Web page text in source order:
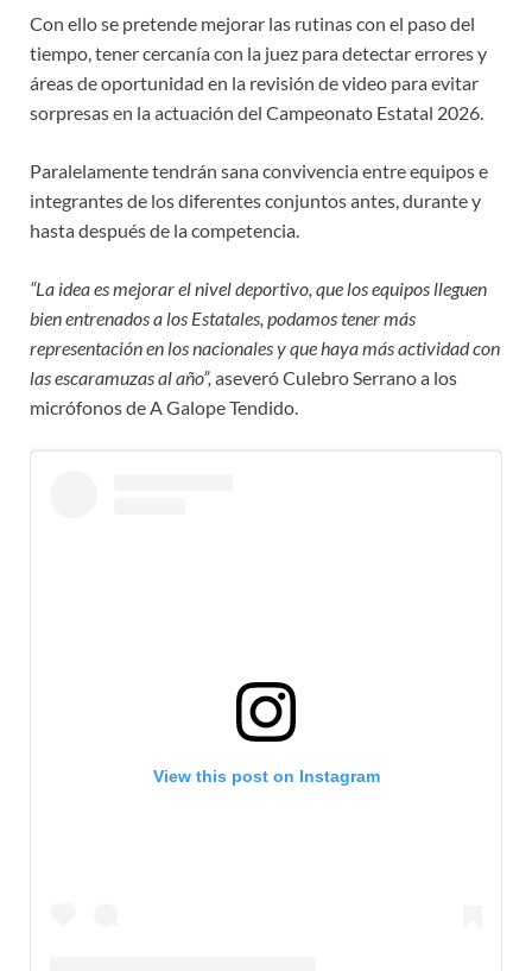
Con ello se pretende mejorar las rutinas con el paso del
tiempo, tener cercanía con la juez para detectar errores y
áreas de oportunidad en la revisión de video para evitar
sorpresas en la actuación del Campeonato Estatal 2026.
Paralelamente tendrán sana convivencia entre equipos e
integrantes de los diferentes conjuntos antes, durante y
hasta después de la competencia.
“La idea es mejorar el nivel deportivo, que los equipos lleguen
bien entrenados a los Estatales, podamos tener más
representación en los nacionales y que haya más actividad con
las escaramuzas al año”, aseveró Culebro Serrano a los
micrófonos de A Galope Tendido.
View this post on Instagram